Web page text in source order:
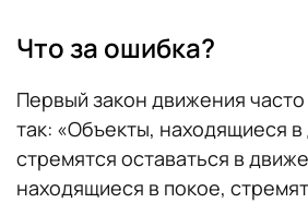
Что за ошибка?
Первый закон движения
так: «‎Объекты, находящиеся
стремятся оставаться в
находящиеся в покое,